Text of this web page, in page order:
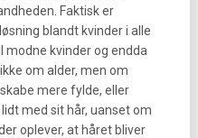
Faktisk er
blandt kvinder i alle
kvinder og endda
om alder, men om
mere fylde, eller
med sit hår, uanset om
oplever, at håret bliver